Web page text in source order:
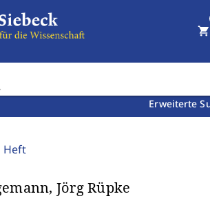
Erweiterte
shopping_cart
Heft
Jörg Rüpke